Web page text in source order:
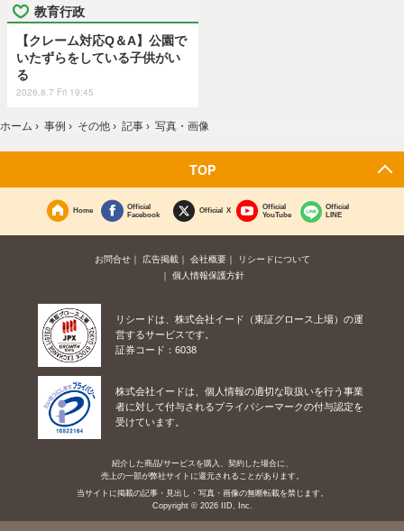
教育行政
【クレーム対応Q＆A】公園で
いたずらをしている子供がい
る
2026.8.7 Fri 19:45
ホーム › 事例 › その他 › 記事 › 写真・画像
TOP
Home
Official
Facebook
Official X
Official
YouTube
Official
LINE
お問合せ 広告掲載 会社概要
リシードについて
個人情報保護方針
リシードは、株式会社イード（東証グロース上場）の運
営するサービスです。
証券コード：6038
株式会社イードは、個人情報の適切な取扱いを行う事業
者に対して付与されるプライバシーマークの付与認定を
受けています。
紹介した商品/サービスを購入、契約した場合に、
売上の一部が弊社サイトに還元されることがあります。
当サイトに掲載の記事・見出し・写真・画像の無断転載を禁じます。
Copyright © 2026 IID, Inc.